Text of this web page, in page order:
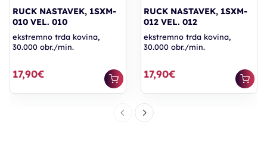
RUCK NASTAVEK, 1SXM-
010 VEL. 010
ekstremno trda kovina,
30.000 obr./min.
17,90€
RUCK NASTAVEK, 1SXM-
012 VEL. 012
ekstremno trda kovina,
30.000 obr./min.
17,90€